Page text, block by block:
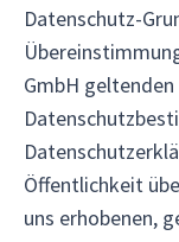
Datenschutz-
GmbH
Öffentlichkeit
uns erhobenen,